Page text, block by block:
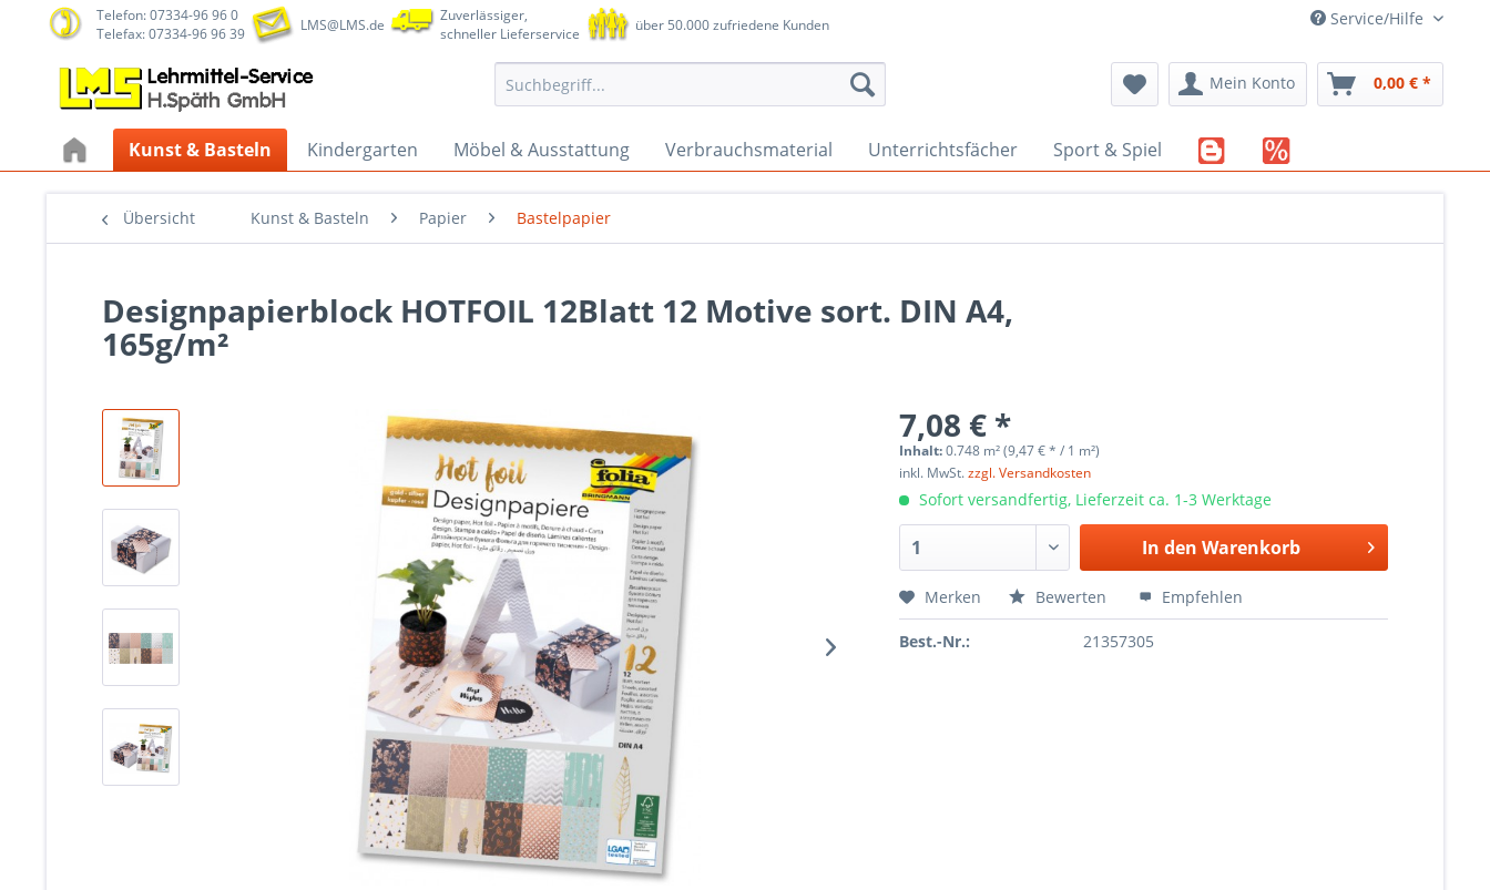
Telefon: 07334-96 96 0
Telefax: 07334-96 96 39
LMS@LMS.de
Zuverlässiger,
schneller Lieferservice
über 50.000 zufriedene Kunden Service/Hilfe
Mein Konto 0,00 € *
Kunst & Basteln Kindergarten Möbel & Ausstattung Verbrauchsmaterial Unterrichtsfächer Sport & Spiel
Übersicht Kunst & Basteln Papier Bastelpapier
Designpapierblock HOTFOIL 12Blatt 12 Motive sort. DIN A4,
165g/m²
7,08 € *
Inhalt:0.748 m² (9,47 € * / 1 m²)
inkl. MwSt.zzgl. Versandkosten
Sofort versandfertig, Lieferzeit ca. 1-3 Werktage
In den Warenkorb
Merken Bewerten Empfehlen
Best.-Nr.: 21357305